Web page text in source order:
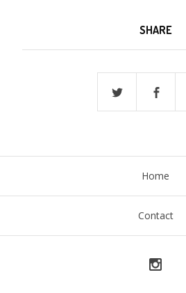
SHARE
Home
Contact